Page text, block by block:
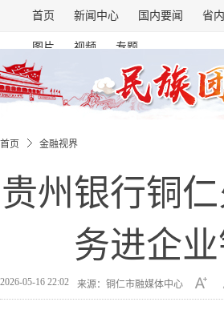
首页 新闻中心 国内要闻 省
图片 视频 专题
首页 金融视界
贵州银行铜
务进企
2026-05-16 22:02 来源：铜仁市融媒体中心